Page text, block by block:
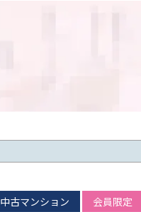
中古マンション 会員限定